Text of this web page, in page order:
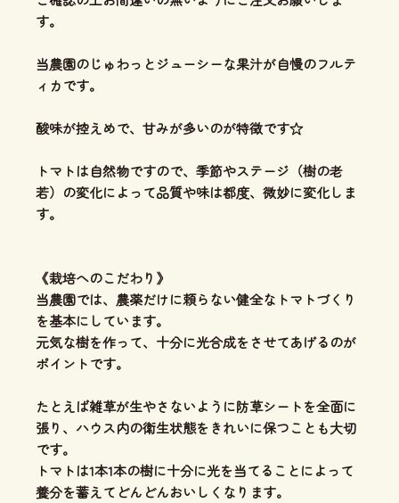
す。
当農園のじゅわっとジューシーな果汁が自慢のフルテ
ィカです。
酸味が控えめで、甘みが多いのが特徴です☆
トマトは自然物ですので、季節やステージ（樹の老
若）の変化によって品質や味は都度、微妙に変化しま
す。
《栽培へのこだわり》
当農園では、農薬だけに頼らない健全なトマトづくり
を基本にしています。
元気な樹を作って、十分に光合成をさせてあげるのが
ポイントです。
たとえば雑草が生やさないように防草シートを全面に
張り、ハウス内の衛生状態をきれいに保つことも大切
です。
トマトは1本1本の樹に十分に光を当てることによって
養分を蓄えてどんどんおいしくなります。